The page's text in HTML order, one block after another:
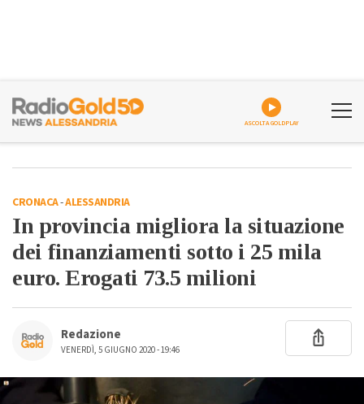
ASCOLTA GOLDPLAY
CRONACA-ALESSANDRIA
In provincia migliora la situazione
dei finanziamenti sotto i 25 mila
euro. Erogati 73.5 milioni
Redazione
VENERDÌ, 5 GIUGNO 2020 - 19:46